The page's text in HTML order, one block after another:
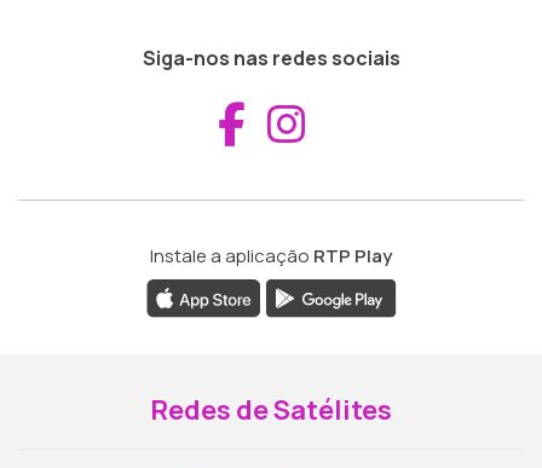
Siga-nos nas redes sociais
Aceder ao
Instale a aplicação RTP Play
Redes de Satélites